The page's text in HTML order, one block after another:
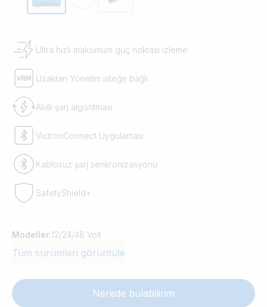
Ultra hızlı maksimum güç noktası izleme
Uzaktan Yönetim isteğe bağlı
Akıllı şarj algoritması
VictronConnect Uygulaması
Kablosuz şarj senkronizasyonu
SafetyShield+
Modeller:12/24/48 Volt
Tüm sürümleri görüntüle
Nerede bulabilirim